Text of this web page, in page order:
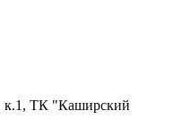
к.1, ТК "Каширский